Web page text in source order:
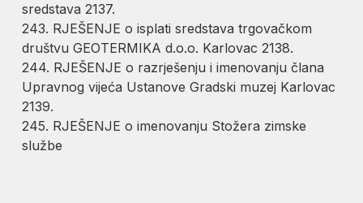
sredstava 2137.
243. RJEŠENJE o isplati sredstava trgovačkom
društvu GEOTERMIKA d.o.o. Karlovac 2138.
244. RJEŠENJE o razrješenju i imenovanju člana
Upravnog vijeća Ustanove Gradski muzej Karlovac
2139.
245. RJEŠENJE o imenovanju Stožera zimske
službe